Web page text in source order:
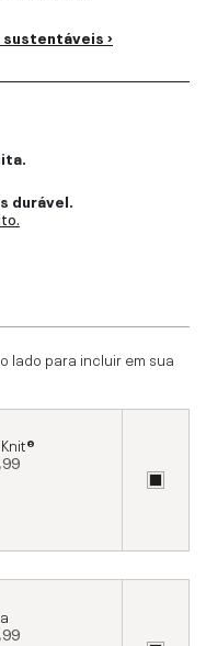
›
durável.
lado para incluir em sua